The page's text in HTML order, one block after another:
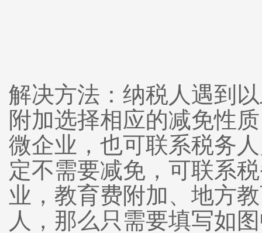
解决方法：纳税人遇到
附加选择相应的减免性
微企业，也可联系税务
定不需要减免，可联系
业，教育费附加、地方
人，那么只需要填写如